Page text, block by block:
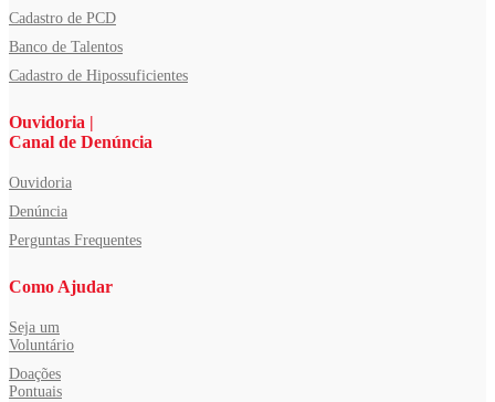
Cadastro de PCD
Banco de Talentos
Cadastro de Hipossuficientes
Ouvidoria |
Canal de Denúncia
Ouvidoria
Denúncia
Perguntas Frequentes
Como Ajudar
Seja um
Voluntário
Doações
Pontuais